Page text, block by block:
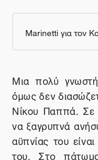
Marinetti για τον
Μια πολύ
όμως δεν
Νίκου Παππά. Σε
να ξαγρυπνά
αϋπνίας του
του. Στο πάτωμα